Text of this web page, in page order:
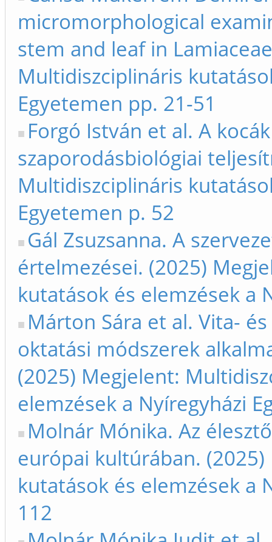
micromorphological
stem and leaf in
Multidiszciplináris
Egyetemen pp. 21-51
Forgó István et al. A
szaporodásbiológiai
Multidiszciplináris
Egyetemen p. 52
Gál Zsuzsanna. A
értelmezései. (2025)
kutatások és elemzések a
Márton Sára et al. Vita-
oktatási módszerek
(2025) Megjelent:
elemzések a Nyíregyházi
Molnár Mónika. Az
európai kultúrában.
kutatások és elemzések a
112